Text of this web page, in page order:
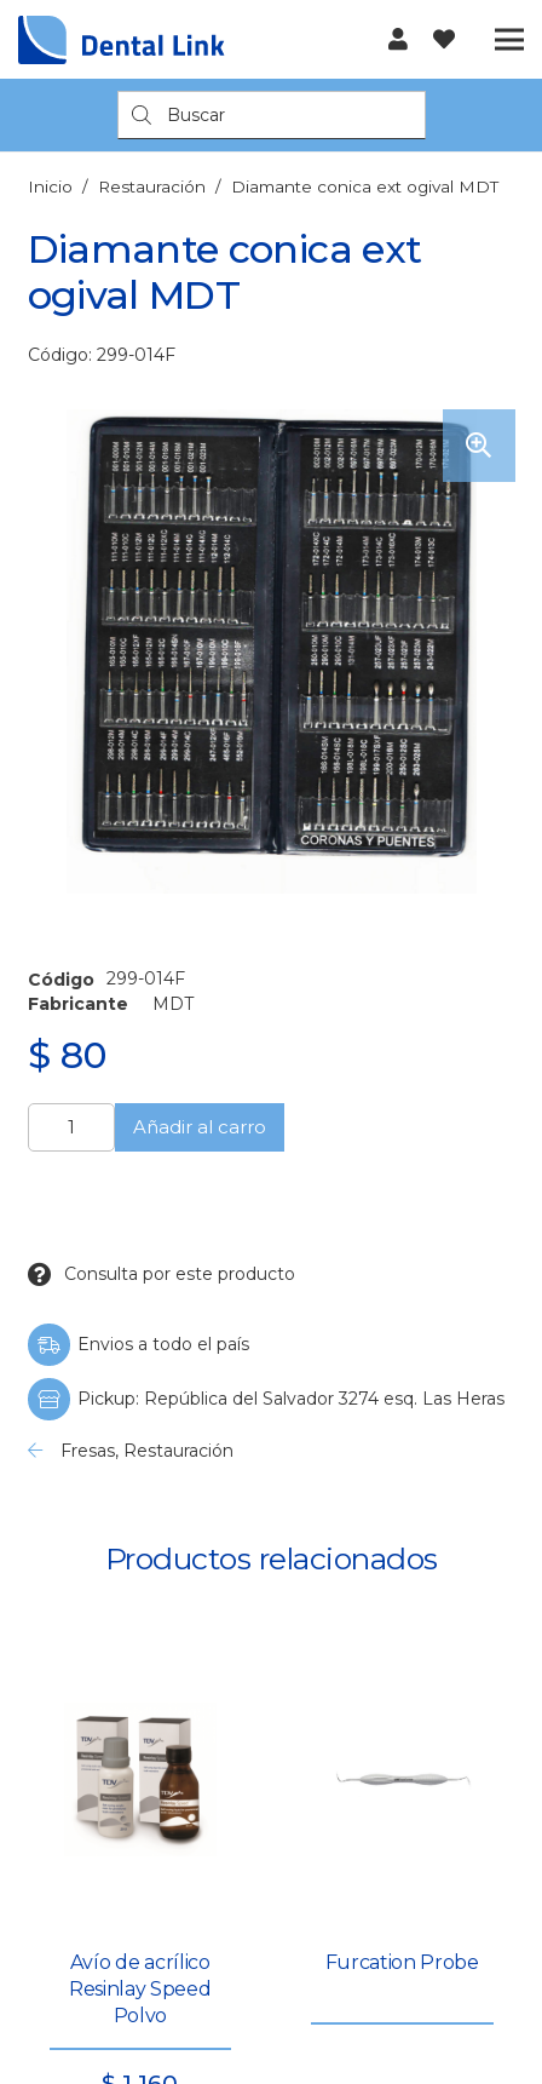
Búsqueda
de
productos
Inicio / Restauración / Diamante conica ext ogival MDT
Diamante conica ext
ogival MDT
Código: 299-014F
Código 299-014F
Fabricante
MDT
$ 80
Diamante
conica
Añadir al carro
Consulta por este producto
Envios a todo el país
Pickup: República del Salvador 3274 esq. Las Heras
Fresas, Restauración
Productos relacionados
Avío de acrílico
Resinlay Speed
Polvo
Furcation Probe